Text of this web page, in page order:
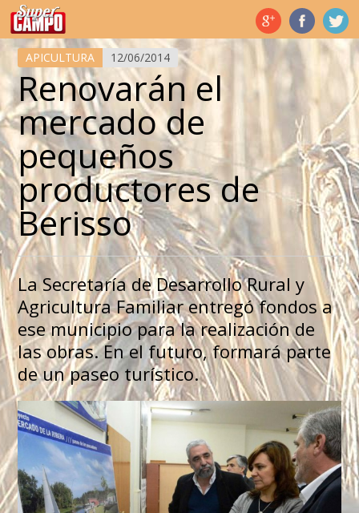
Temas de hoy
APICULTURA 12/06/2014
Renovarán el
mercado de
pequeños
productores de
Berisso
La Secretaría de Desarrollo Rural y
Agricultura Familiar entregó fondos a
ese municipio para la realización de
las obras. En el futuro, formará parte
de un paseo turístico.